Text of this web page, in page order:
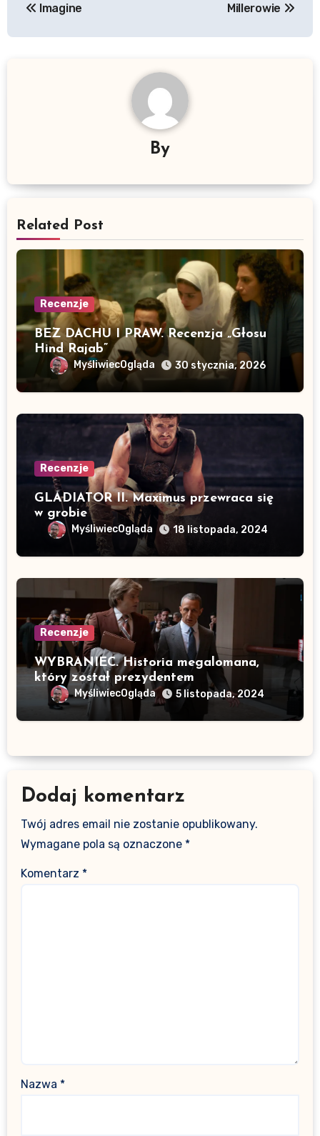
wpisu
Imagine Millerowie
By
Related Post
Recenzje
BEZ DACHU I PRAW. Recenzja „Głosu
Hind Rajab”
MyśliwiecOgląda 30 stycznia, 2026
Recenzje
GLADIATOR II. Maximus przewraca się
w grobie
MyśliwiecOgląda 18 listopada, 2024
Recenzje
WYBRANIEC. Historia megalomana,
który został prezydentem
MyśliwiecOgląda 5 listopada, 2024
Dodaj komentarz
Twój adres email nie zostanie opublikowany.
Wymagane pola są oznaczone *
Komentarz *
Nazwa *